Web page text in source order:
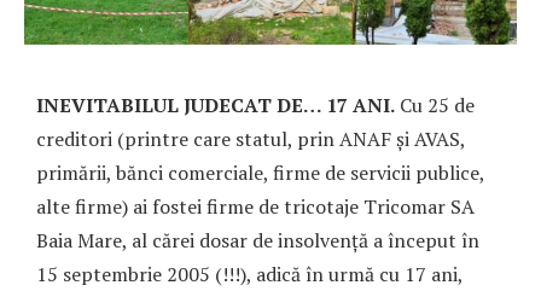
INEVITABILUL JUDECAT DE… 17 ANI. Cu 25 de
creditori (printre care statul, prin ANAF și AVAS,
primării, bănci comerciale, firme de servicii publice,
alte firme) ai fostei firme de tricotaje Tricomar SA
Baia Mare, al cărei dosar de insolvență a început în
15 septembrie 2005 (!!!), adică în urmă cu 17 ani,